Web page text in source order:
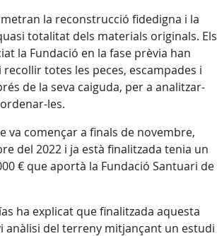
la reconstrucció fidedigna i la
totalitat dels materials originals. Els
la Fundació en la fase prèvia han
totes les peces, escampades i
de la seva caiguda, per a analitzar-
les.
va començar a finals de novembre,
del 2022 i ja està finalitzada tenia un
€ que aportà la Fundació Santuari de
ha explicat que finalitzada aquesta
anàlisi del terreny mitjançant un estudi